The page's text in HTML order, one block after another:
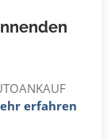
erfahren